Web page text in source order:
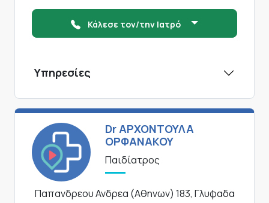
Κάλεσε τον/την Ιατρό
Υπηρεσίες
Dr ΑΡΧΟΝΤΟΥΛΑ
ΟΡΦΑΝΑΚΟΥ
Παιδίατρος
Παπανδρεου Ανδρεα (Αθηνων) 183, Γλυφαδα